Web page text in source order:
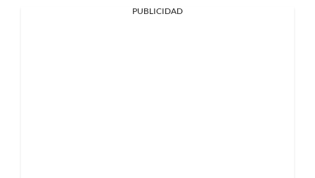
PUBLICIDAD